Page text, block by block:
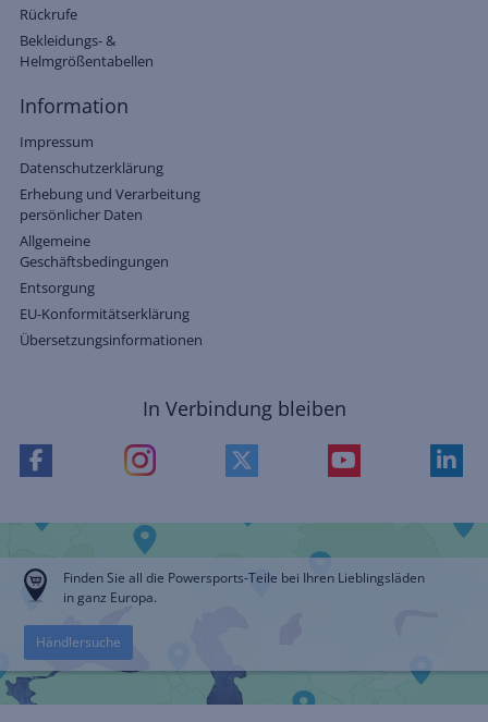
Rückrufe
Bekleidungs- &
Helmgrößentabellen
Information
Impressum
Datenschutzerklärung
Erhebung und Verarbeitung
persönlicher Daten
Allgemeine
Geschäftsbedingungen
Entsorgung
EU-Konformitätserklärung
Übersetzungsinformationen
In Verbindung bleiben
Finden Sie all die Powersports-Teile bei Ihren Lieblingsläden
in ganz Europa.
Händlersuche